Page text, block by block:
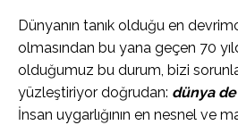
Dünyanın tanık olduğu en
olmasından bu yana geçen 70
olduğumuz bu durum, bizi
yüzleştiriyor doğrudan: dünya
İnsan uygarlığının en nesnel ve